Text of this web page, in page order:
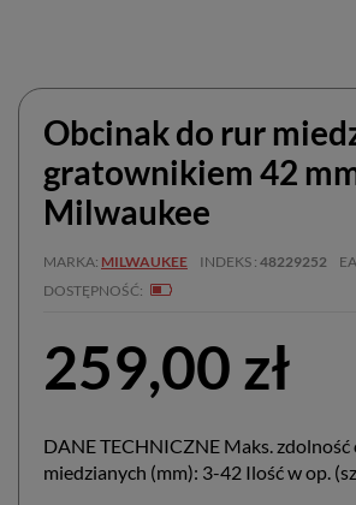
Obcinak do rur
gratownikiem 42
Milwaukee
MARKA MILWAUKEE INDEKS 48229252
DOSTĘPNOŚĆ
259,00 zł
DANE TECHNICZNE Maks. zdolność
miedzianych (mm): 3-42 Ilość w op.